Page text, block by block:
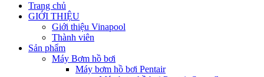
Trang chủ
GIỚI THIỆU
Giới thiệu Vinapool
Thành viên
Sản phẩm
Máy Bơm hồ bơi
Máy bơm hồ bơi Pentair